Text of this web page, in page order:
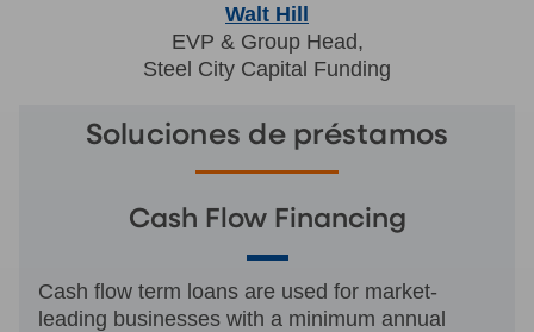
Walt Hill
EVP & Group Head,
Steel City Capital Funding
Soluciones de préstamos
Cash Flow Financing
Cash flow term loans are used for market-
leading businesses with a minimum annual